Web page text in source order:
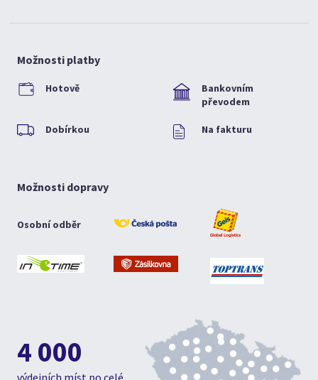
Možnosti platby
Hotově
Bankovním
převodem
Dobírkou Na fakturu
Možnosti dopravy
Osobní odběr
4 000
výdejních míst po celé